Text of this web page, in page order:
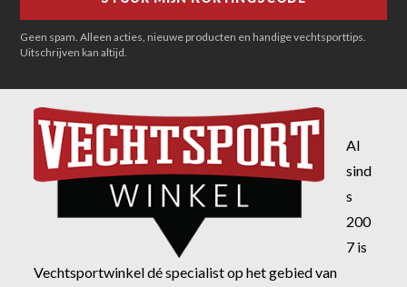
Geen spam. Alleen acties, nieuwe producten en handige vechtsporttips.
Uitschrijven kan altijd.
Al
sind
s
200
7 is
Vechtsportwinkel dé specialist op het gebied van